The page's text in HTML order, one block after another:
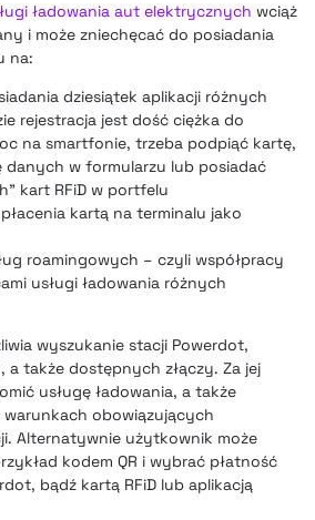
ładowania aut elektrycznych wciąż
i może zniechęcać do posiadania
na:
dziesiątek aplikacji różnych
rejestracja jest dość ciężka do
na smartfonie, trzeba podpiąć kartę,
danych w formularzu lub posiadać
kart RFiD w portfelu
kartą na terminalu jako
roamingowych – czyli współpracy
usługi ładowania różnych
wyszukanie stacji Powerdot,
a także dostępnych złączy. Za jej
usługę ładowania, a także
obowiązujących
Alternatywnie użytkownik może
kodem QR i wybrać płatność
bądź kartą RFiD lub aplikacją